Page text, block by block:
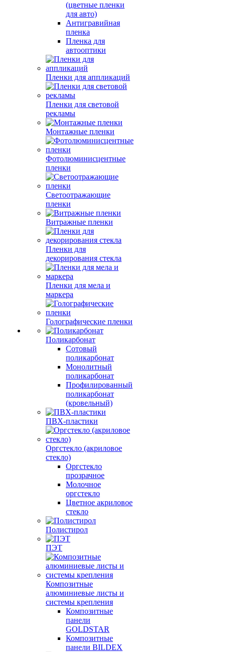
(цветные пленки
для авто)
Антигравийная
пленка
Пленка для
автооптики
Пленки для аппликаций
Пленки для световой
рекламы
Монтажные пленки
Фотолюминисцентные
пленки
Светоотражающие
пленки
Витражные пленки
Пленки для
декорирования стекла
Пленки для мела и
маркера
Голографические пленки
Поликарбонат
Сотовый
поликарбонат
Монолитный
поликарбонат
Профилированный
поликарбонат
(кровельный)
ПВХ-пластики
Оргстекло (акриловое
стекло)
Оргстекло
прозрачное
Молочное
оргстекло
Цветное акриловое
стекло
Полистирол
ПЭТ
Композитные
алюминиевые листы и
системы крепления
Композитные
панели
GOLDSTAR
Композитные
панели BILDEX